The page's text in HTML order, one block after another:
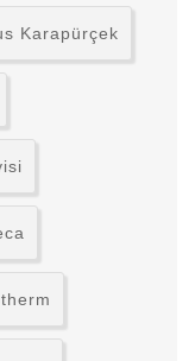
Karapürçek